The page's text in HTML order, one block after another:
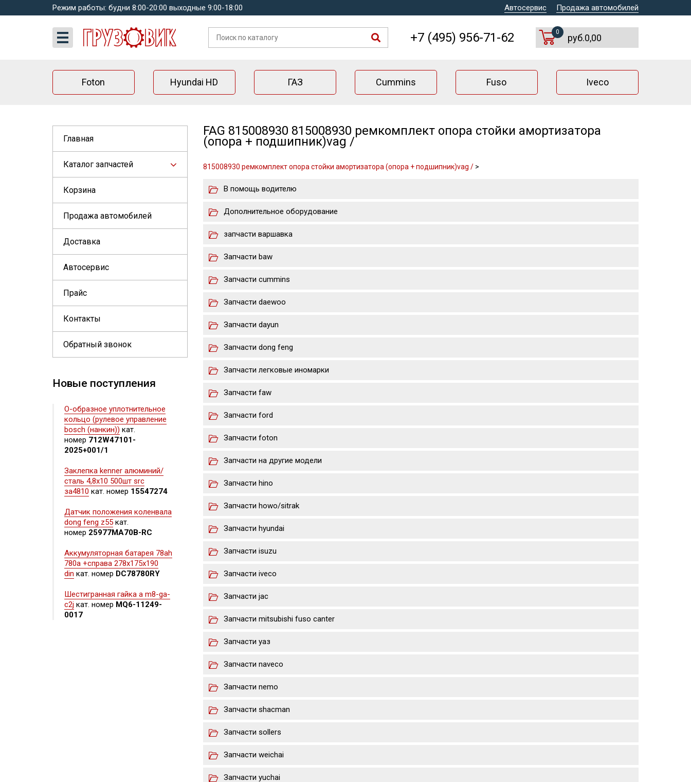
Режим работы: будни 8:00-20:00 выходные 9:00-18:00 Автосервис Продажа автомобилей
+7 (495) 956-71-62 0
руб.0,00
Foton Hyundai HD ГАЗ Cummins Fuso Iveco
Главная
Каталог запчастей
Корзина
Продажа автомобилей
Доставка
Автосервис
Прайс
Контакты
Обратный звонок
Новые поступления
О-образное уплотнительное
кольцо (рулевое управление
bosch (нанкин)) кат.
номер 712W47101-
2025+001/1
Заклепка kenner алюминий/
сталь 4,8х10 500шт src
за4810 кат. номер 15547274
Датчик положения коленвала
dong feng z55 кат.
номер 25977MA70B-RC
Аккумуляторная батарея 78ah
780a +справа 278x175x190
din кат. номер DC78780RY
Шестигранная гайка а m8-ga-
c2j кат. номер MQ6-11249-
0017
FAG 815008930 815008930 ремкомплект опора стойки амортизатора
(опора + подшипник)vag /
815008930 ремкомплект опора стойки амортизатора (опора + подшипник)vag />
В помощь водителю
Дополнительное оборудование
запчасти варшавка
Запчасти baw
Запчасти cummins
Запчасти daewoo
Запчасти dayun
Запчасти dong feng
Запчасти легковые иномарки
Запчасти faw
Запчасти ford
Запчасти foton
Запчасти на другие модели
Запчасти hino
Запчасти howo/sitrak
Запчасти hyundai
Запчасти isuzu
Запчасти iveco
Запчасти jac
Запчасти mitsubishi fuso canter
Запчасти уаз
Запчасти naveco
Запчасти nemo
Запчасти shacman
Запчасти sollers
Запчасти weichai
Запчасти yuchai